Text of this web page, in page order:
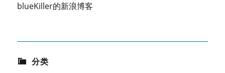
blueKiller的新浪博客
分类